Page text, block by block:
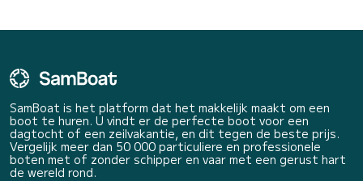
SamBoat is het platform dat het makkelijk maakt om een
boot te huren. U vindt er de perfecte boot voor een
dagtocht of een zeilvakantie, en dit tegen de beste prijs.
Vergelijk meer dan 50 000 particuliere en professionele
boten met of zonder schipper en vaar met een gerust hart
de wereld rond.